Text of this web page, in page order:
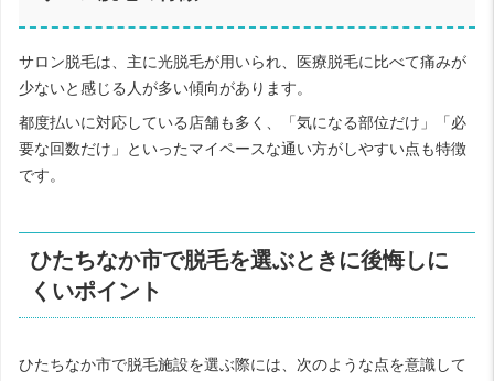
サロン脱毛は、主に光脱毛が用いられ、医療脱毛に比べて痛みが
少ないと感じる人が多い傾向があります。
都度払いに対応している店舗も多く、「気になる部位だけ」「必
要な回数だけ」といったマイペースな通い方がしやすい点も特徴
です。
ひたちなか市で脱毛を選ぶときに後悔しに
くいポイント
ひたちなか市で脱毛施設を選ぶ際には、次のような点を意識して